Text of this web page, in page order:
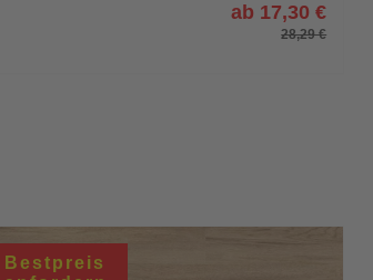
ab 17,30 €
28,29 €
Bestpreis